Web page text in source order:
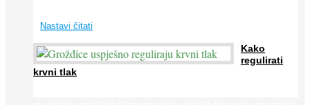
Nastavi čitati
Kako
regulirati
krvni tlak